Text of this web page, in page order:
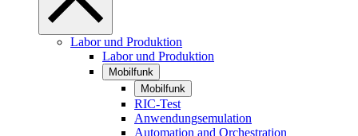
Labor und Produktion
Labor und Produktion
Mobilfunk
Mobilfunk
RIC-Test
Anwendungsemulation
Automation and Orchestration